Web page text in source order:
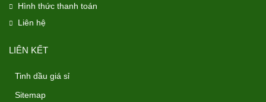
Hình thức thanh toán
Liên hệ
LIÊN KẾT
Tinh dầu giá sỉ
Sitemap